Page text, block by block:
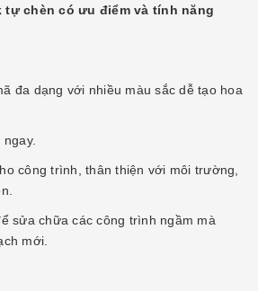
tự chèn có ưu điểm và tính năng
đa dạng với nhiều màu sắc dễ tạo hoa
công trình, thân thiện với môi trường,
sửa chữa các công trình ngầm mà
mới.